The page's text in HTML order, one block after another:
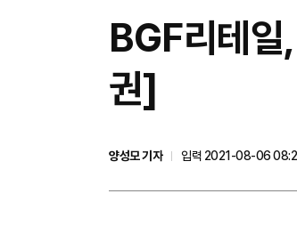
​BGF리테일
권]
양성모 기자
입력 2021-08-06